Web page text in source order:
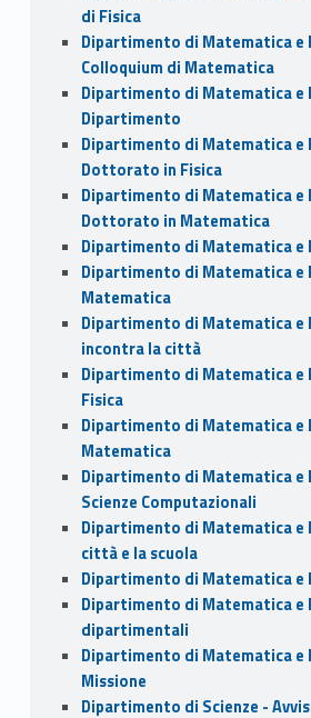
di Fisica
Dipartimento di Matematica e
Colloquium di Matematica
Dipartimento di Matematica e
Dipartimento
Dipartimento di Matematica e
Dottorato in Fisica
Dipartimento di Matematica e
Dottorato in Matematica
Dipartimento di Matematica e
Dipartimento di Matematica e
Matematica
Dipartimento di Matematica e
incontra la città
Dipartimento di Matematica e
Fisica
Dipartimento di Matematica e
Matematica
Dipartimento di Matematica e
Scienze Computazionali
Dipartimento di Matematica e
città e la scuola
Dipartimento di Matematica e
Dipartimento di Matematica e
dipartimentali
Dipartimento di Matematica e
Missione
Dipartimento di Scienze -